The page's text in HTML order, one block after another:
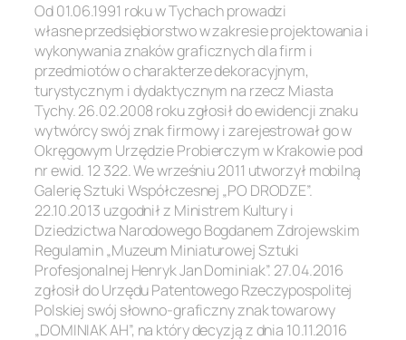
Od 01.06.1991 roku w Tychach prowadzi
własne przedsiębiorstwo w zakresie projektowania i
wykonywania znaków graficznych dla firm i
przedmiotów o charakterze dekoracyjnym,
turystycznym i dydaktycznym na rzecz Miasta
Tychy. 26.02.2008 roku zgłosił do ewidencji znaku
wytwórcy swój znak firmowy i zarejestrował go w
Okręgowym Urzędzie Probierczym w Krakowie pod
nr ewid. 12 322. We wrześniu 2011 utworzył mobilną
Galerię Sztuki Współczesnej „PO DRODZE”.
22.10.2013 uzgodnił z Ministrem Kultury i
Dziedzictwa Narodowego Bogdanem Zdrojewskim
Regulamin „Muzeum Miniaturowej Sztuki
Profesjonalnej Henryk Jan Dominiak”. 27.04.2016
zgłosił do Urzędu Patentowego Rzeczypospolitej
Polskiej swój słowno-graficzny znak towarowy
„DOMINIAK AH”, na który decyzją z dnia 10.11.2016